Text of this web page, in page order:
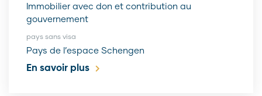
Immobilier avec don et contribution au
gouvernement
pays sans visa
Pays de l’espace Schengen
En savoir plus